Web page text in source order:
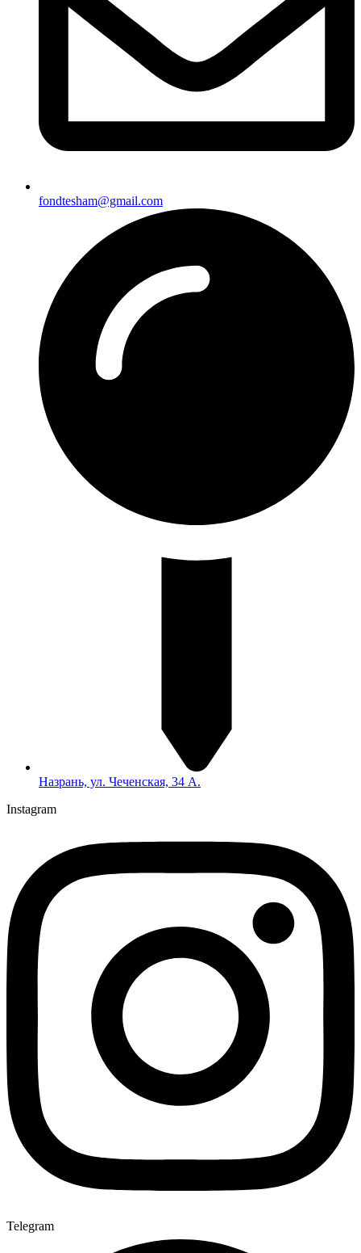
fondtesham@gmail.com
Назрань, ул. Чеченская, 34 А.
Instagram
Telegram